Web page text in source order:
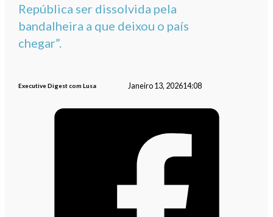
República ser dissolvida pela
bandalheira a que deixou o país
chegar”.
Executive Digest com Lusa Janeiro 13, 202614:08